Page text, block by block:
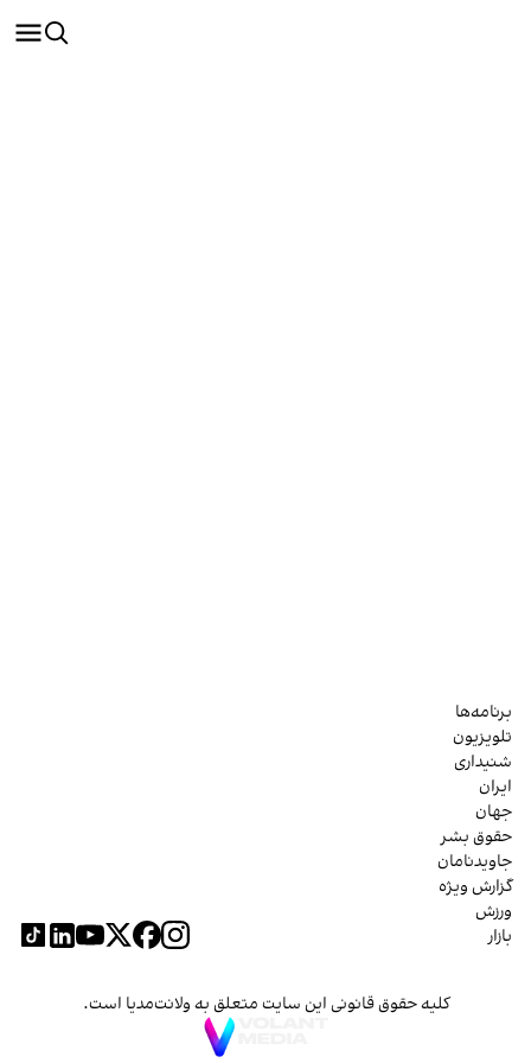
برنامه‌ها
تلویزیون
شنیداری
ایران
جهان
حقوق بشر
جاویدنامان
گزارش ویژه
ورزش
بازار
کلیه حقوق قانونی این سایت متعلق به ولانت‌مدیا است.